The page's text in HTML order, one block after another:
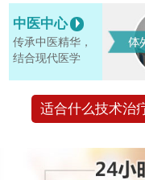
中医中心
传承中医精华，
结合现代医学
适合什么技术治